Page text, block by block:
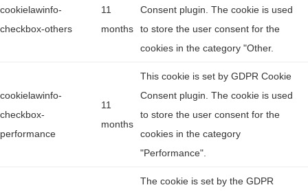
cookielawinfo-
checkbox-others
11
months
Consent plugin. The cookie is used
to store the user consent for the
cookies in the category "Other.
cookielawinfo-
checkbox-
performance
11
months
This cookie is set by GDPR Cookie
Consent plugin. The cookie is used
to store the user consent for the
cookies in the category
"Performance".
The cookie is set by the GDPR